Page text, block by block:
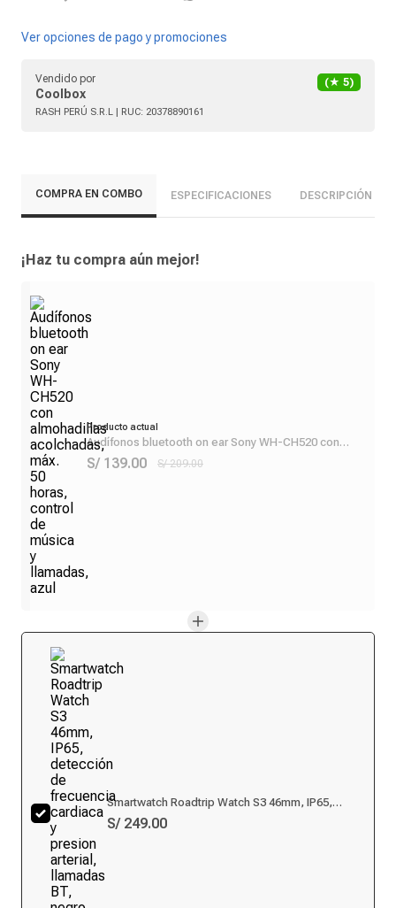
Ver opciones de pago y promociones
Vendido por
Coolbox
(★ 5)
RASH PERÚ S.R.L | RUC: 20378890161
COMPRA EN COMBO ESPECIFICACIONES DESCRIPCIÓN
¡Haz tu compra aún mejor!
Producto actual
Audífonos bluetooth on ear Sony WH-CH520 con
almohadillas acolchadas, máx. 50 horas, control de
música y llamadas, azul
S/ 139.00 S/ 209.00
Smartwatch Roadtrip Watch S3 46mm, IP65,
detección de frecuencia cardiaca y presion
arterial, llamadas BT, negro + correa deportiva
S/ 249.00